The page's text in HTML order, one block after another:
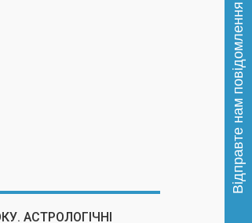
АСТРОЛОГІЧНІ
Відправте нам повідомлення